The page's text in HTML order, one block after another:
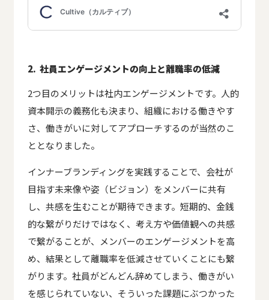
2. 社員エンゲージメントの向上と離職率の低減
2つ目のメリットは社内エンゲージメントです。人的
資本開示の義務化も決まり、組織における働きやす
さ、働きがいに対してアプローチするのが当然のこ
ととなりました。
インナーブランディングを実践することで、会社が
目指す未来像や姿（ビジョン）をメンバーに共有
し、共感を生むことが期待できます。短期的、金銭
的な繋がりだけではなく、考え方や価値観への共感
で繋がることが、メンバーのエンゲージメントを高
め、結果として離職率を低減させていくことにも繋
がります。社員がどんどん辞めてしまう、働きがい
を感じられていない、そういった課題にぶつかった